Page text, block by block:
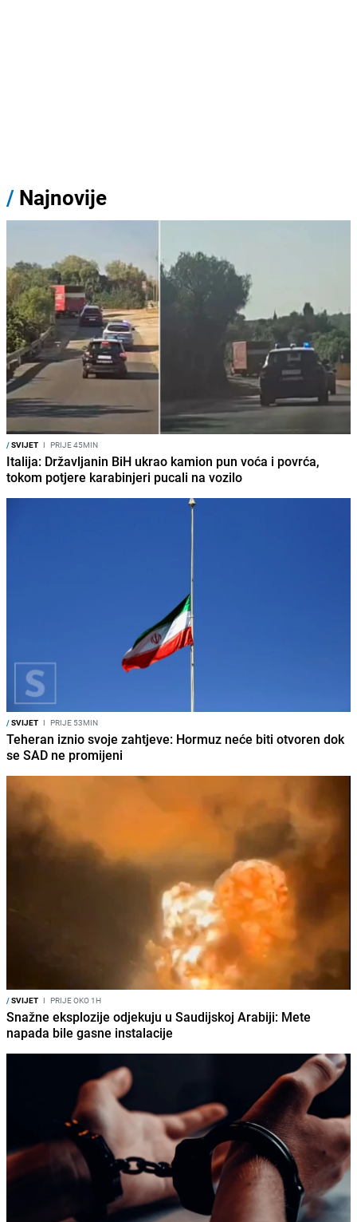
/ Najnovije
/SVIJET I PRIJE 45MIN
Italija: Državljanin BiH ukrao kamion pun voća i povrća,
tokom potjere karabinjeri pucali na vozilo
/SVIJET I PRIJE 53MIN
Teheran iznio svoje zahtjeve: Hormuz neće biti otvoren dok
se SAD ne promijeni
/SVIJET I PRIJE OKO 1H
Snažne eksplozije odjekuju u Saudijskoj Arabiji: Mete
napada bile gasne instalacije